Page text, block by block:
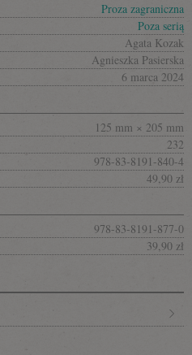
Proza zagraniczna
Poza serią
Agata Kozak
Agnieszka Pasierska
6 marca 2024
125 mm × 205 mm
232
978-83-8191-840-4
49,90 zł
978-83-8191-877-0
39,90 zł